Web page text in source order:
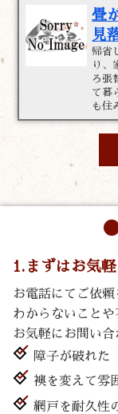
畳
見
帰省
り、
ろ張
て暮
も住
1.まずはお気
お電話にてご依頼
わからないこと
お気軽にお問い合
障子が破れた
襖を変えて雰
網戸を耐久性